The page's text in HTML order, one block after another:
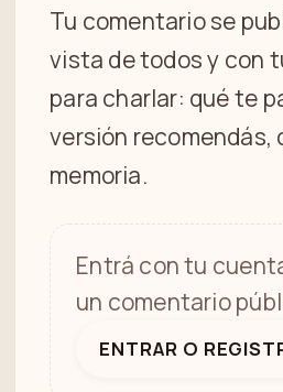
Tu comentario se
vista de todos y con
para charlar: qué te
versión recomendás,
memoria.
Entrá con tu
un comentario
ENTRAR O